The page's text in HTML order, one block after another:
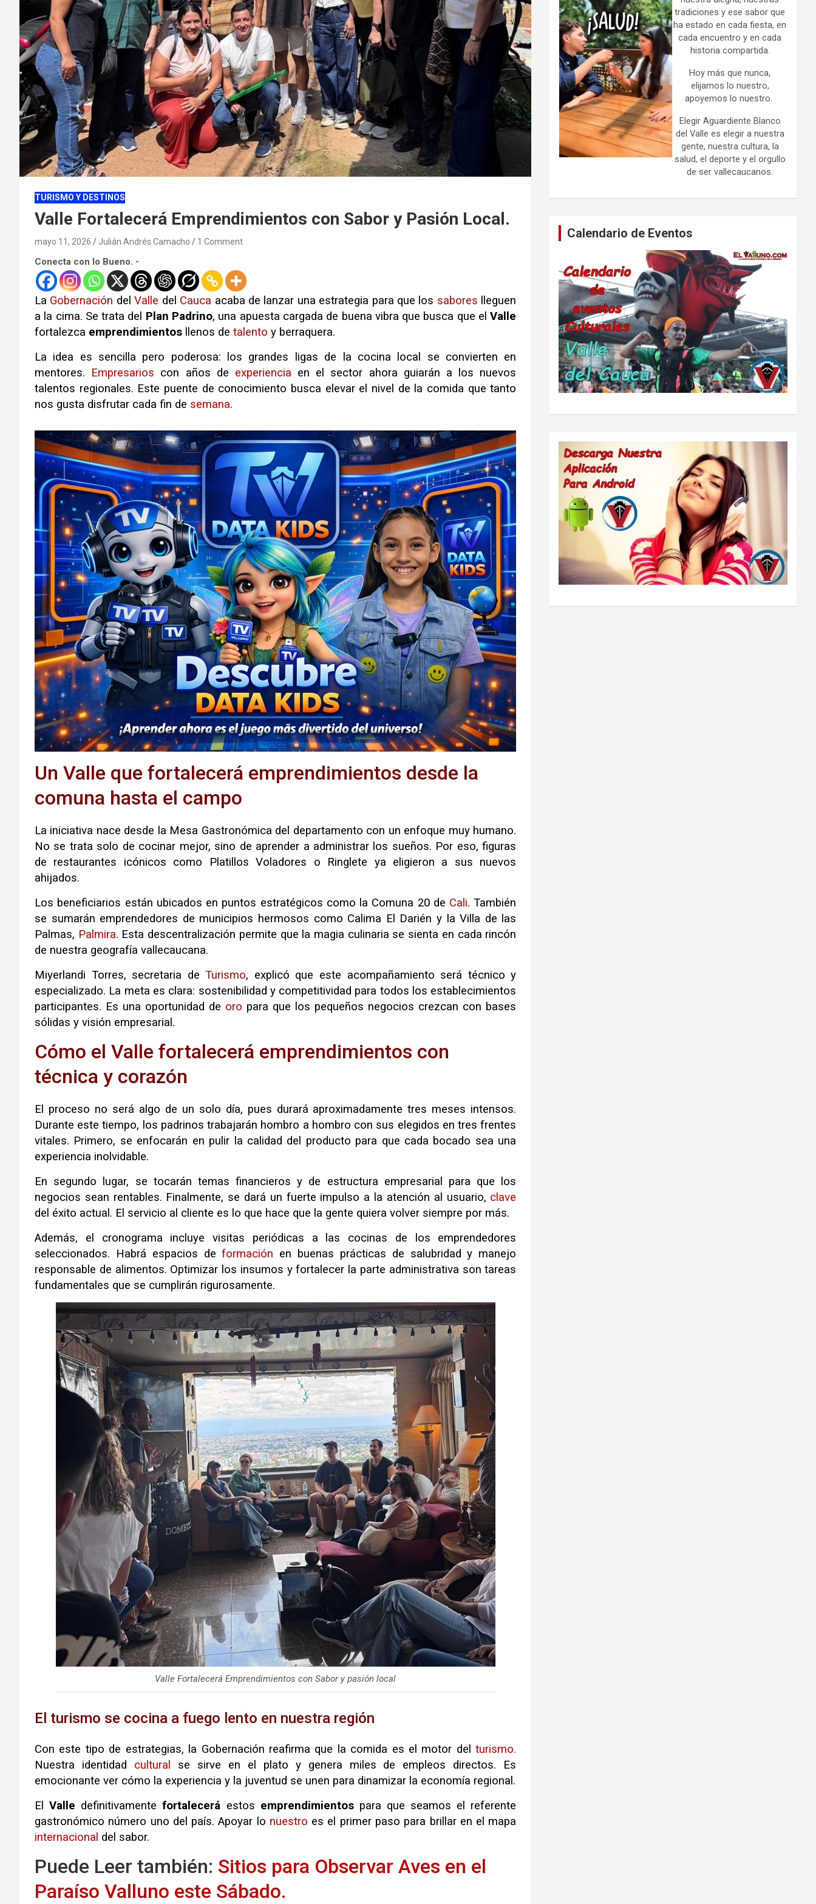
TURISMO Y DESTINOS
Valle Fortalecerá Emprendimientos con Sabor y Pasión Local.
mayo 11, 2026 Julián Andrés Camacho 1 Comment
Conecta con lo Bueno. -
La Gobernación delValle del Cauca acaba de lanzar una estrategia para que los sabores lleguen
a la cima. Se trata del Plan Padrino, una apuesta cargada de buena vibra que busca que elValle
fortalezca emprendimientos llenos de talento y berraquera.
La idea es sencilla pero poderosa: los grandes ligas de la cocina local se convierten en
mentores. Empresarios con años de experiencia en el sector ahora guiarán a los nuevos
talentos regionales. Este puente de conocimiento busca elevar el nivel de la comida que tanto
nos gusta disfrutar cada fin de semana.
Un Valle que fortalecerá emprendimientos desde la
comuna hasta el campo
La iniciativa nace desde la Mesa Gastronómica del departamento con un enfoque muy humano.
No se trata solo de cocinar mejor, sino de aprender a administrar los sueños. Por eso, figuras
de restaurantes icónicos como Platillos Voladores o Ringlete ya eligieron a sus nuevos
ahijados.
Los beneficiarios están ubicados en puntos estratégicos como la Comuna 20 de Cali. También
se sumarán emprendedores de municipios hermosos como Calima El Darién y la Villa de las
Palmas, Palmira. Esta descentralización permite que la magia culinaria se sienta en cada rincón
de nuestra geografía vallecaucana.
Miyerlandi Torres, secretaria deTurismo, explicó que este acompañamiento será técnico y
especializado. La meta es clara: sostenibilidad y competitividad para todos los establecimientos
participantes. Es una oportunidad de oro para que los pequeños negocios crezcan con bases
sólidas y visión empresarial.
Cómo el Valle fortalecerá emprendimientos con
técnica y corazón
El proceso no será algo de un solo día, pues durará aproximadamente tres meses intensos.
Durante este tiempo, los padrinos trabajarán hombro a hombro con sus elegidos en tres frentes
vitales. Primero, se enfocarán en pulir la calidad del producto para que cada bocado sea una
experiencia inolvidable.
En segundo lugar, se tocarán temas financieros y de estructura empresarial para que los
negocios sean rentables. Finalmente, se dará un fuerte impulso a la atención al usuario, clave
del éxito actual. El servicio al cliente es lo que hace que la gente quiera volver siempre por más.
Además, el cronograma incluye visitas periódicas a las cocinas de los emprendedores
seleccionados. Habrá espacios deformación en buenas prácticas de salubridad y manejo
responsable de alimentos. Optimizar los insumos y fortalecer la parte administrativa son tareas
fundamentales que se cumplirán rigurosamente.
Valle Fortalecerá Emprendimientos con Sabor y pasión local
El turismo se cocina a fuego lento en nuestra región
Con este tipo de estrategias, la Gobernación reafirma que la comida es el motor delturismo.
Nuestra identidad cultural
se sirve en el plato y genera miles de empleos directos. Es
emocionante ver cómo la experiencia y la juventud se unen para dinamizar la economía regional.
ElValle definitivamentefortalecerá estos emprendimientospara que seamos el referente
gastronómico número uno del país. Apoyar lo nuestro es el primer paso para brillar en el mapa
internacional del sabor.
Puede Leer también: Sitios para Observar Aves en el
Paraíso Valluno este Sábado.
tradiciones y ese sabor que
ha estado en cada fiesta, en
cada encuentro y en cada
historia compartida.
Hoy más que nunca,
elijamos lo nuestro,
apoyemos lo nuestro.
Elegir Aguardiente Blanco
del Valle es elegir a nuestra
gente, nuestra cultura, la
salud, el deporte y el orgullo
de ser vallecaucanos.
Calendario de Eventos